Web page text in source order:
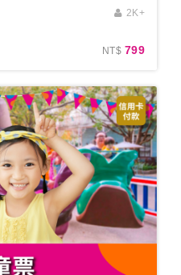
2K+
NT$ 799